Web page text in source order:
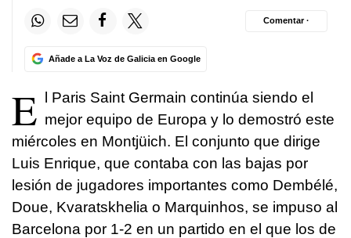
Añade a La Voz de Galicia en Google
Comentar ·
E l Paris Saint Germain continúa siendo el
mejor equipo de Europa y lo demostró este
miércoles en Montjüich. El conjunto que dirige
Luis Enrique, que contaba con las bajas por
lesión de jugadores importantes como Dembélé,
Doue, Kvaratskhelia o Marquinhos, se impuso al
Barcelona por 1-2 en un partido en el que los de